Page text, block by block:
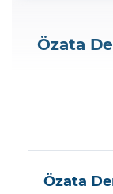
Özata
Özata